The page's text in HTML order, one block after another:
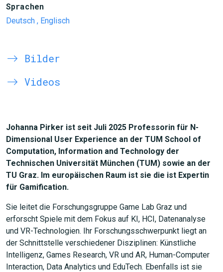
Sprachen
Deutsch , Englisch
Bilder
Videos
Johanna Pirker ist seit Juli 2025 Professorin für N-
Dimensional User Experience an der TUM School of
Computation, Information and Technology der
Technischen Universität München (TUM) sowie an der
TU Graz. Im europäischen Raum ist sie die ist Expertin
für Gamification.
Sie leitet die Forschungsgruppe Game Lab Graz und
erforscht Spiele mit dem Fokus auf KI, HCI, Datenanalyse
und VR-Technologien. Ihr Forschungsschwerpunkt liegt an
der Schnittstelle verschiedener Disziplinen: Künstliche
Intelligenz, Games Research, VR und AR, Human-Computer
Interaction, Data Analytics und EduTech. Ebenfalls ist sie